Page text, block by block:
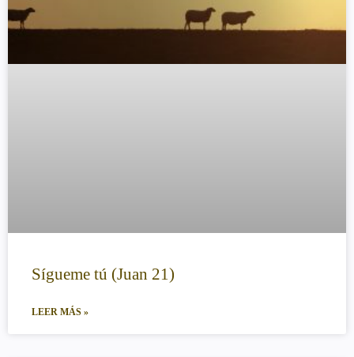
Sígueme tú (Juan 21)
LEER MÁS »